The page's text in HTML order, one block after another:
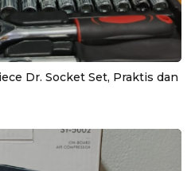
Dr. Socket Set, Praktis dan